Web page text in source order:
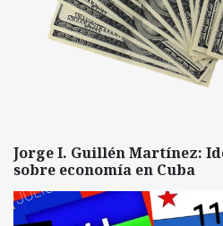
Jorge I. Guillén Martínez:
sobre economía en Cuba